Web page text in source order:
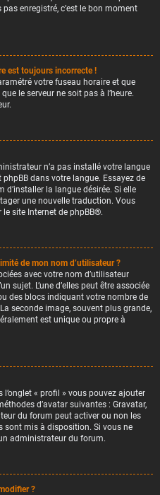
enregistré, c’est le bon moment
est toujours incorrecte !
votre fuseau horaire et que
le serveur ne soit pas à l’heure.
n’a pas installé votre langue
dans votre langue. Essayez de
la langue désirée. Si elle
une nouvelle traduction. Vous
site Internet de phpBB®.
de mon nom d’utilisateur ?
avec votre nom d’utilisateur
sujet. L’une d’elles peut être associée
des blocs indiquant votre nombre de
seconde image, souvent plus grande,
est unique ou propre à
l’onglet « profil » vous pouvez ajouter
d’avatar suivantes : Gravatar,
du forum peut activer ou non les
sont mis à disposition. Si vous ne
administrateur du forum.
?